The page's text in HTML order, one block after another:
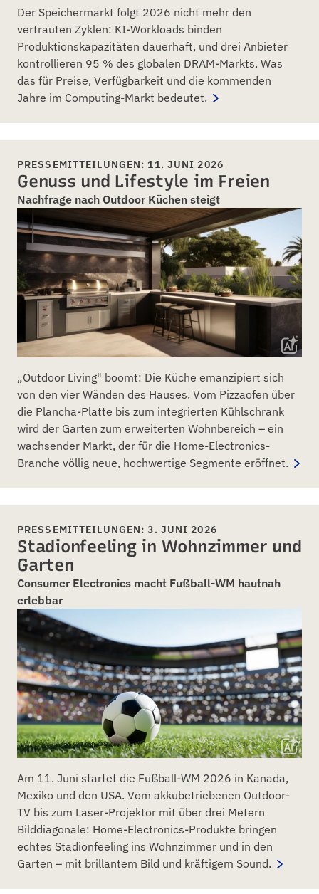
Der Speichermarkt folgt 2026 nicht mehr den
vertrauten Zyklen: KI-Workloads binden
Produktionskapazitäten dauerhaft, und drei Anbieter
kontrollieren 95 % des globalen DRAM-Markts. Was
das für Preise, Verfügbarkeit und die kommenden
Jahre im Computing-Markt bedeutet.
PRESSEMITTEILUNGEN: 11. JUNI 2026
Genuss und Lifestyle im Freien
Nachfrage nach Outdoor Küchen steigt
„Outdoor Living" boomt: Die Küche emanzipiert sich
von den vier Wänden des Hauses. Vom Pizzaofen über
die Plancha-Platte bis zum integrierten Kühlschrank
wird der Garten zum erweiterten Wohnbereich – ein
wachsender Markt, der für die Home-Electronics-
Branche völlig neue, hochwertige Segmente eröffnet.
PRESSEMITTEILUNGEN: 3. JUNI 2026
Stadionfeeling in Wohnzimmer und
Garten
Consumer Electronics macht Fußball-WM hautnah
erlebbar
Am 11. Juni startet die Fußball-WM 2026 in Kanada,
Mexiko und den USA. Vom akkubetriebenen Outdoor-
TV bis zum Laser-Projektor mit über drei Metern
Bilddiagonale: Home-Electronics-Produkte bringen
echtes Stadionfeeling ins Wohnzimmer und in den
Garten – mit brillantem Bild und kräftigem Sound.